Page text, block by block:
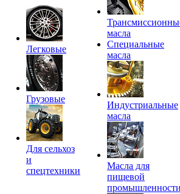
Легковые
Грузовые
Для сельхоз
и
спецтехники
масла
Специальные
масла
Индустриальные
масла
Масла для
пищевой